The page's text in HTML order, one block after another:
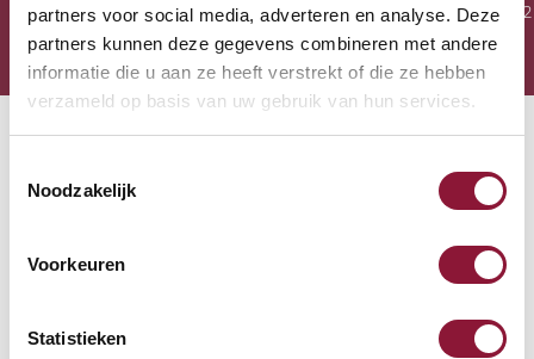
partners voor social media, adverteren en analyse. Deze
partners kunnen deze gegevens combineren met andere
informatie die u aan ze heeft verstrekt of die ze hebben
verzameld op basis van uw gebruik van hun services.
Noodzakelijk
Voorkeuren
Statistieken
Euro
aufgegeben, heute
versendet
Der Monitorständer für einen ergonomischen
Wenn du beruflich viel am Computer arbeitest, kannst
du unbewusst eine falsche Haltung einnehmen. Ist der
Bildschirm beispielsweise zu niedrig eingestellt oder
zu beugen, um den Bildschirm besser sehen zu können.